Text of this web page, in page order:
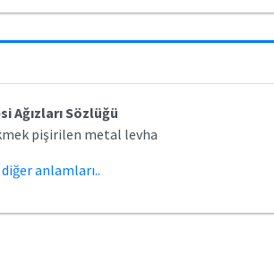
Ağızları Sözlüğü
pişirilen metal levha
anlamları..